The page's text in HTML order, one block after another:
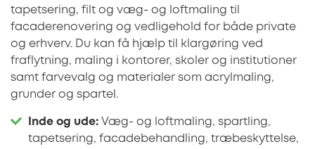
tapetsering, filt og væg- og loftmaling til
facaderenovering og vedligehold for både private
og erhverv. Du kan få hjælp til klargøring ved
fraflytning, maling i kontorer, skoler og institutioner
samt farvevalg og materialer som acrylmaling,
grunder og spartel.
Inde og ude: Væg- og loftmaling, spartling,
tapetsering, facadebehandling, træbeskyttelse,